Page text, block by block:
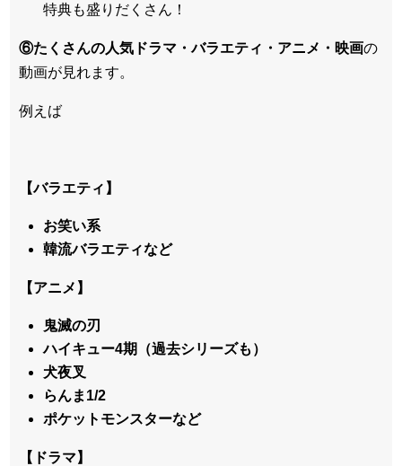
特典も盛りだくさん！
⑥たくさんの人気ドラマ・バラエティ・アニメ・映画の
動画が見れます。
例えば
【バラエティ】
お笑い系
韓流バラエティなど
【アニメ】
鬼滅の刃
ハイキュー4期（過去シリーズも）
犬夜叉
らんま1/2
ポケットモンスターなど
【ドラマ】